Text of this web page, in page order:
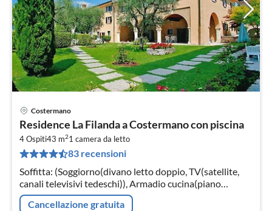
Costermano
Residence La Filanda a Costermano con piscina
4 Ospiti43 m21 camera da letto
83 recensioni
Soffitta: (Soggiorno(divano letto doppio, TV(satellite,
canali televisivi tedeschi)), Armadio cucina(piano
cottura(3 fuochi, elettrico), frigo con congelatore)
Cancellazione gratuita